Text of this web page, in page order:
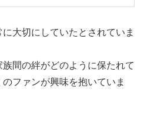
大切にしていたとされていま
間の絆がどのように保たれて
ファンが興味を抱いていま